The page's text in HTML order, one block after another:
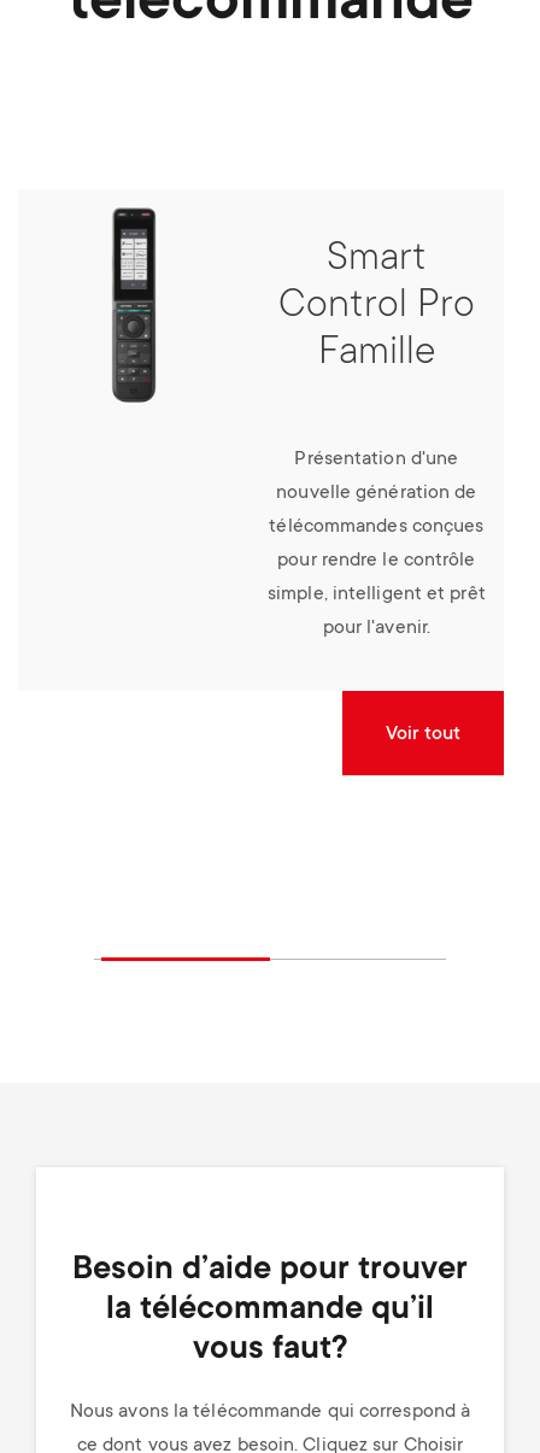
Smart
Control Pro
Famille
Présentation d'une
nouvelle génération de
télécommandes conçues
pour rendre le contrôle
simple, intelligent et prêt
pour l'avenir.
Voir tout
Besoin d’aide pour trouver
la télécommande qu’il
vous faut?
Nous avons la télécommande qui correspond à
ce dont vous avez besoin. Cliquez sur Choisir